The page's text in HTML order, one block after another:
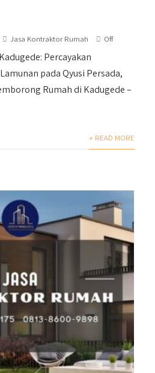
Jasa Kontraktor Rumah Off
Percayakan
pada Qyusi Persada,
Rumah di Kadugede –
+ READ MORE